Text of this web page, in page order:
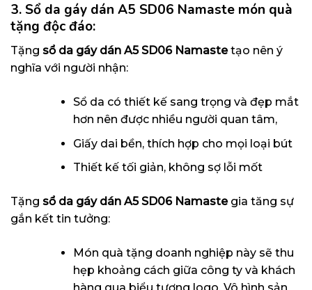
3. Sổ da gáy dán A5 SD06 Namaste món quà
tặng độc đáo:
Tặng sổ da gáy dán A5 SD06 Namastetạo nên ý
nghĩa với người nhận:
Sổ da có thiết kế sang trọng và đẹp mắt
hơn nên được nhiều người quan tâm,
Giấy dai bền, thích hợp cho mọi loại bút
Thiết kế tối giản, không sợ lỗi mốt
Tặng sổ da gáy dán A5 SD06 Namastegia tăng sự
gắn kết tin tưởng:
Món quà tặng doanh nghiệp này sẽ thu
hẹp khoảng cách giữa công ty và khách